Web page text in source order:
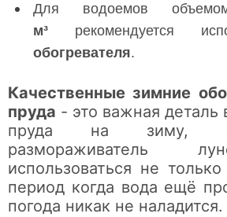
Для водоемов
м³ рекомендуется
обогревателя.
Качественные зимние
пруда - это важная деталь
пруда на зиму,
размораживатель
использоваться не
период когда вода ещё
погода никак не наладится.